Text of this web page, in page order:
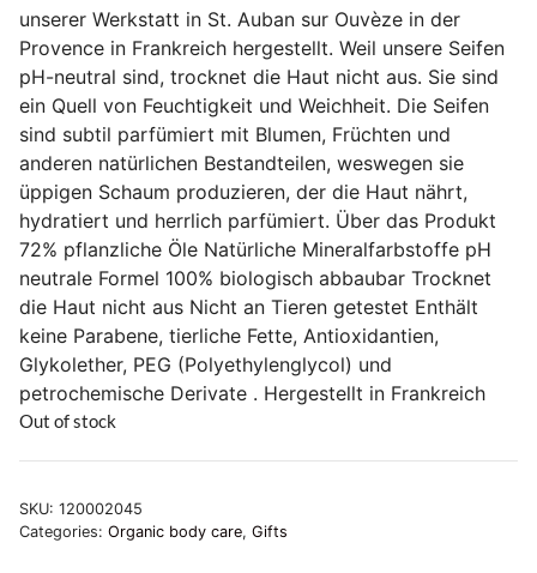
unserer Werkstatt in St. Auban sur Ouvèze in der
Provence in Frankreich hergestellt. Weil unsere Seifen
pH-neutral sind, trocknet die Haut nicht aus. Sie sind
ein Quell von Feuchtigkeit und Weichheit. Die Seifen
sind subtil parfümiert mit Blumen, Früchten und
anderen natürlichen Bestandteilen, weswegen sie
üppigen Schaum produzieren, der die Haut nährt,
hydratiert und herrlich parfümiert. Über das Produkt
72% pflanzliche Öle Natürliche Mineralfarbstoffe pH
neutrale Formel 100% biologisch abbaubar Trocknet
die Haut nicht aus Nicht an Tieren getestet Enthält
keine Parabene, tierliche Fette, Antioxidantien,
Glykolether, PEG (Polyethylenglycol) und
petrochemische Derivate . Hergestellt in Frankreich
Out of stock
SKU: 120002045
Categories: Organic body care, Gifts